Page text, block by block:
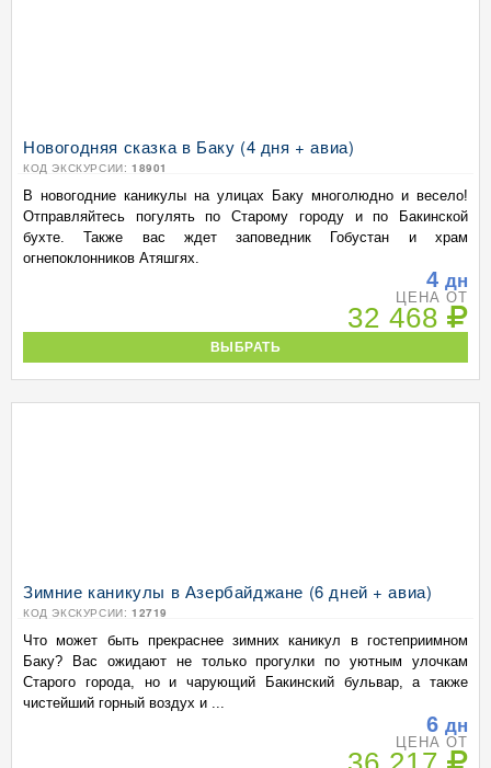
Новогодняя сказка в Баку (4 дня + авиа)
КОД ЭКСКУРСИИ: 18901
В новогодние каникулы на улицах Баку многолюдно и весело!
Отправляйтесь погулять по Старому городу и по Бакинской
бухте. Также вас ждет заповедник Гобустан и храм
огнепоклонников Атяшгях.
4 дн
ЦЕНА ОТ
32 468
ВЫБРАТЬ
Зимние каникулы в Азербайджане (6 дней + авиа)
КОД ЭКСКУРСИИ: 12719
Что может быть прекраснее зимних каникул в гостеприимном
Баку? Вас ожидают не только прогулки по уютным улочкам
Старого города, но и чарующий Бакинский бульвар, а также
чистейший горный воздух и ...
6 дн
ЦЕНА ОТ